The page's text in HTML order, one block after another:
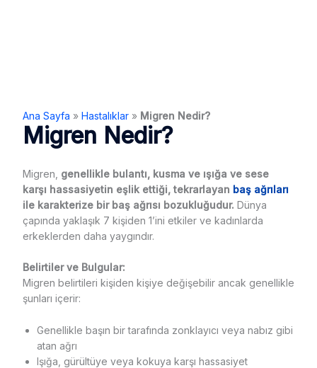
Ana Sayfa » Hastalıklar» Migren Nedir?
Migren Nedir?
Migren, genellikle bulantı, kusma ve ışığa ve sese
karşı hassasiyetin eşlik ettiği, tekrarlayan baş ağrıları
ile karakterize bir baş ağrısı bozukluğudur. Dünya
çapında yaklaşık 7 kişiden 1’ini etkiler ve kadınlarda
erkeklerden daha yaygındır.
Belirtiler ve Bulgular:
Migren belirtileri kişiden kişiye değişebilir ancak genellikle
şunları içerir:
Genellikle başın bir tarafında zonklayıcı veya nabız gibi
atan ağrı
Işığa, gürültüye veya kokuya karşı hassasiyet